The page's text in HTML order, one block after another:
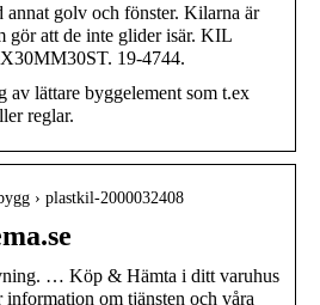
golv och fönster. Kilarna är
gör att de inte glider isär. KIL
19-4744.
lättare byggelement som t.ex
reglar.
› plastkil-2000032408
… Köp & Hämta i ditt varuhus
om tjänsten och våra